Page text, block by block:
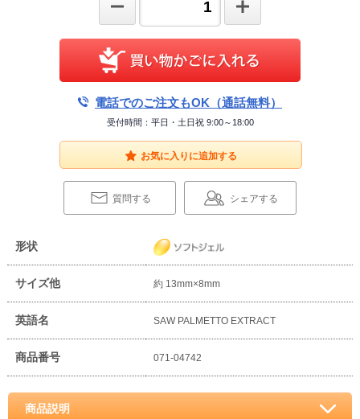
電話でのご注文もOK（通話無料）
受付時間：平日・土日祝 9:00～18:00
お気に入りに追加する
質問する シェアする
形状
サイズ他 約 13mm×8mm
英語名 SAW PALMETTO EXTRACT
商品番号 071-04742
商品説明